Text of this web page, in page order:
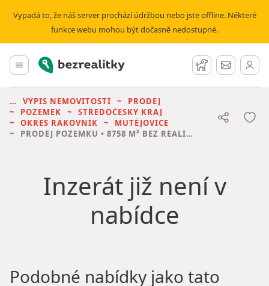
Vypadá to, že náš server prochází údržbou nebo jste offline. Některé
funkce webu mohou být dočasně nedostupné.
Hlavní menu
Bezrealitky Hlídací pes
Zprávy
VÝPIS NEMOVITOSTÍ
PRODEJ
POZEMEK
STŘEDOČESKÝ KRAJ
OKRES RAKOVNÍK
MUTĚJOVICE
PRODEJ POZEMKU • 8758 M² BEZ REALITKY
Inzerát již není v
nabídce
Podobné nabídky jako tato